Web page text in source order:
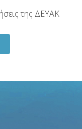
της ΔΕΥΑΚ